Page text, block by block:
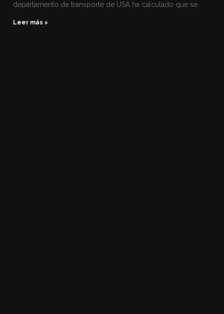
departamento de transporte de USA ha calculado que se
Leer más >